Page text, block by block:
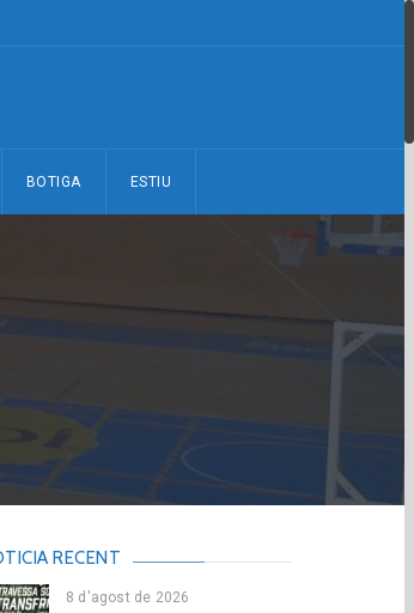
BOTIGA ESTIU
RECENT
8 d'agost de 2026